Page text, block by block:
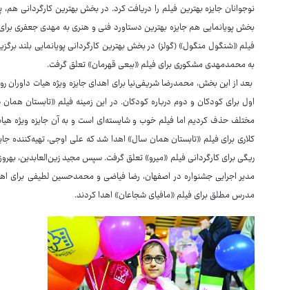
بخش پویانمایی هم جایزه بهترین دستاورد فنی و هنری به مهدی جعفری
فیلم «شنگول منگول» (گولز) در بخش بهترین کارگردانی پویانمایی بلند
به محمدمهدی مشکوری برای فیلم «ببعی قهرمان» تعلق گرفت.
بعد از این بخش، محمدرضا شریفی‌نیا برای اهدای جایزه ویژه هیات
اول برای کودکان و دوم درباره کودکان. در این زمینه فیلم «تابستان
مختلف حذف کردیم اما فیلم خوب و شایسته‌ای است و به آن جایزه ویژه
کلاری برای فیلم «تابستان همان سال» اهدا شد که علی اوجی، تهیه‌کننده
ریگی برای کارگردانی فیلم «میرو» تعلق گرفت. سپس مجید زین‌العابدین،
مدیر اجرایی جشنواره در اصفهان، رضا فیاضی و محمدحسین لطیفی برای
مدرس مطلق برای فیلم «مافیای شجاعان» اهدا کردند.